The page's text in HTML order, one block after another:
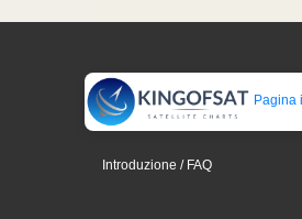
Pagina
Introduzione / FAQ